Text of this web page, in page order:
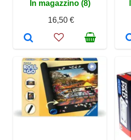
In magazzino (8)
16,50 €